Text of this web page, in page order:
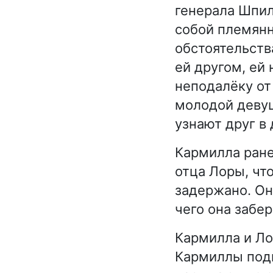
генерала
собой
ей другом, ей
неподалёку
молодой
узнают друг в
Кармилла
отца Лоры,
задержано.
чего она
Кармилла и
Кармиллы